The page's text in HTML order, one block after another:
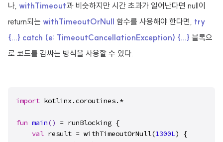
나, withTimeout과 비슷하지만 시간 초과가 일어난다면 null이
return되는 withTimeoutOrNull 함수를 사용해야 한다면, try
{...} catch (e: TimeoutCancellationException) {...} 블록으
로 코드를 감싸는 방식을 사용할 수 있다.
import kotlinx.coroutines.*
fun main()
= runBlocking {
val result = withTimeoutOrNull(1300L) {